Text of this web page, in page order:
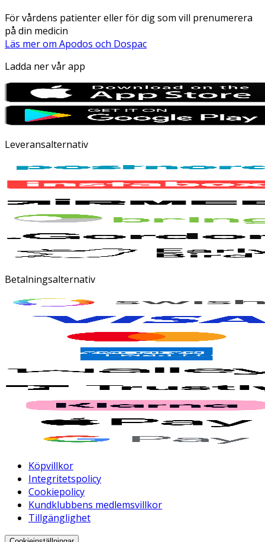
För vårdens patienter eller för dig som vill prenumerera
på din medicin
Läs mer om Apodos och Dospac
Ladda ner vår app
Leveransalternativ
Betalningsalternativ
Köpvillkor
Integritetspolicy
Cookiepolicy
Kundklubbens medlemsvillkor
Tillgänglighet